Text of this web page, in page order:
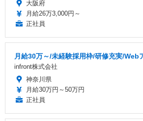
大阪府
月給26万3,000円～
正社員
月給30万～/未経験採用枠/研修充実/Web
infront株式会社
神奈川県
月給30万円～50万円
正社員